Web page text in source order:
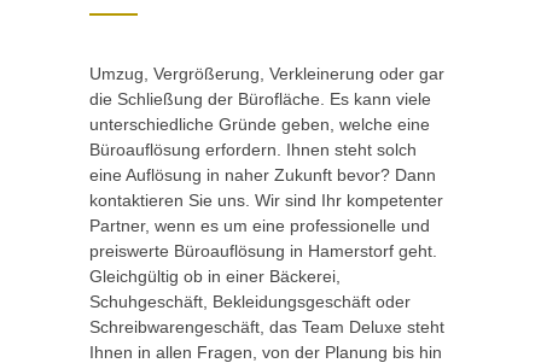
Umzug, Vergrößerung, Verkleinerung oder gar
die Schließung der Bürofläche. Es kann viele
unterschiedliche Gründe geben, welche eine
Büroauflösung erfordern. Ihnen steht solch
eine Auflösung in naher Zukunft bevor? Dann
kontaktieren Sie uns. Wir sind Ihr kompetenter
Partner, wenn es um eine professionelle und
preiswerte Büroauflösung in Hamerstorf geht.
Gleichgültig ob in einer Bäckerei,
Schuhgeschäft, Bekleidungsgeschäft oder
Schreibwarengeschäft, das Team Deluxe steht
Ihnen in allen Fragen, von der Planung bis hin